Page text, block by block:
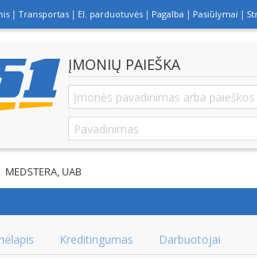
Transportas El. parduotuvės Pagalba Pasiūlymai
ĮMONIŲ PAIEŠKA
MEDSTERA, UAB
Kreditingumas Darbuotojai